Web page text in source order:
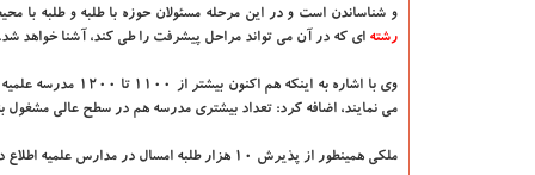
و شناساندن است و در این مرحله مسئولان حوزه با طلبه و طلبه با
رشته ای كه در آن می تواند مراحل پیشرفت را طی كند، آشنا خواهد
وی با اشاره به اینكه هم اكنون
می نمایند، اضافه كرد: تعداد بیشتری مدرسه هم در سطح عالی مشغول
ملكی همینطور از پذیرش ۱۰ هزار طلبه امسال در مدارس علمیه اطلاع داد و اضافه كرد: از این تعداد پنج هزار نفر بعنوان طلبه مشغول به تحصیل خواهند شد.